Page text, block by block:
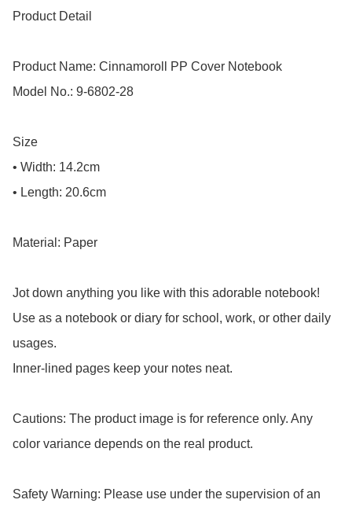
Product Detail
Product Name: Cinnamoroll PP Cover Notebook
Model No.: 9-6802-28
Size
• Width: 14.2cm
• Length: 20.6cm
Material: Paper
Jot down anything you like with this adorable notebook!
Use as a notebook or diary for school, work, or other daily
usages.
Inner-lined pages keep your notes neat.
Cautions: The product image is for reference only. Any
color variance depends on the real product.
Safety Warning: Please use under the supervision of an